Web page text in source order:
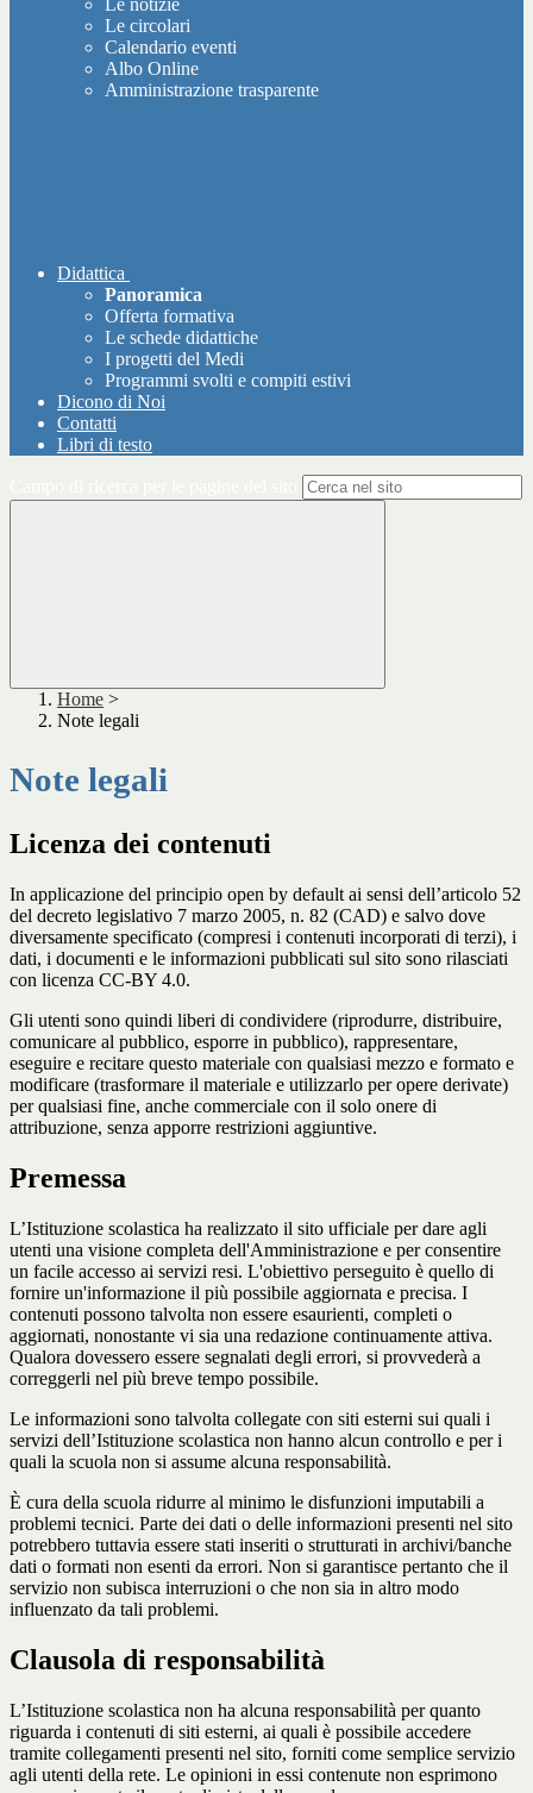
Le notizie
Le circolari
Calendario eventi
Albo Online
Amministrazione trasparente
Didattica
Panoramica
Offerta formativa
Le schede didattiche
I progetti del Medi
Programmi svolti e compiti estivi
Dicono di Noi
Contatti
Libri di testo
Home >
Note legali
Note legali
Licenza dei contenuti
In applicazione del principio open by default ai sensi dell’articolo 52
del decreto legislativo 7 marzo 2005, n. 82 (CAD) e salvo dove
diversamente specificato (compresi i contenuti incorporati di terzi), i
dati, i documenti e le informazioni pubblicati sul sito sono rilasciati
con licenza CC-BY 4.0.
Gli utenti sono quindi liberi di condividere (riprodurre, distribuire,
comunicare al pubblico, esporre in pubblico), rappresentare,
eseguire e recitare questo materiale con qualsiasi mezzo e formato e
modificare (trasformare il materiale e utilizzarlo per opere derivate)
per qualsiasi fine, anche commerciale con il solo onere di
attribuzione, senza apporre restrizioni aggiuntive.
Premessa
L’Istituzione scolastica ha realizzato il sito ufficiale per dare agli
utenti una visione completa dell'Amministrazione e per consentire
un facile accesso ai servizi resi. L'obiettivo perseguito è quello di
fornire un'informazione il più possibile aggiornata e precisa. I
contenuti possono talvolta non essere esaurienti, completi o
aggiornati, nonostante vi sia una redazione continuamente attiva.
Qualora dovessero essere segnalati degli errori, si provvederà a
correggerli nel più breve tempo possibile.
Le informazioni sono talvolta collegate con siti esterni sui quali i
servizi dell’Istituzione scolastica non hanno alcun controllo e per i
quali la scuola non si assume alcuna responsabilità.
È cura della scuola ridurre al minimo le disfunzioni imputabili a
problemi tecnici. Parte dei dati o delle informazioni presenti nel sito
potrebbero tuttavia essere stati inseriti o strutturati in archivi/banche
dati o formati non esenti da errori. Non si garantisce pertanto che il
servizio non subisca interruzioni o che non sia in altro modo
influenzato da tali problemi.
Clausola di responsabilità
L’Istituzione scolastica non ha alcuna responsabilità per quanto
riguarda i contenuti di siti esterni, ai quali è possibile accedere
tramite collegamenti presenti nel sito, forniti come semplice servizio
agli utenti della rete. Le opinioni in essi contenute non esprimono